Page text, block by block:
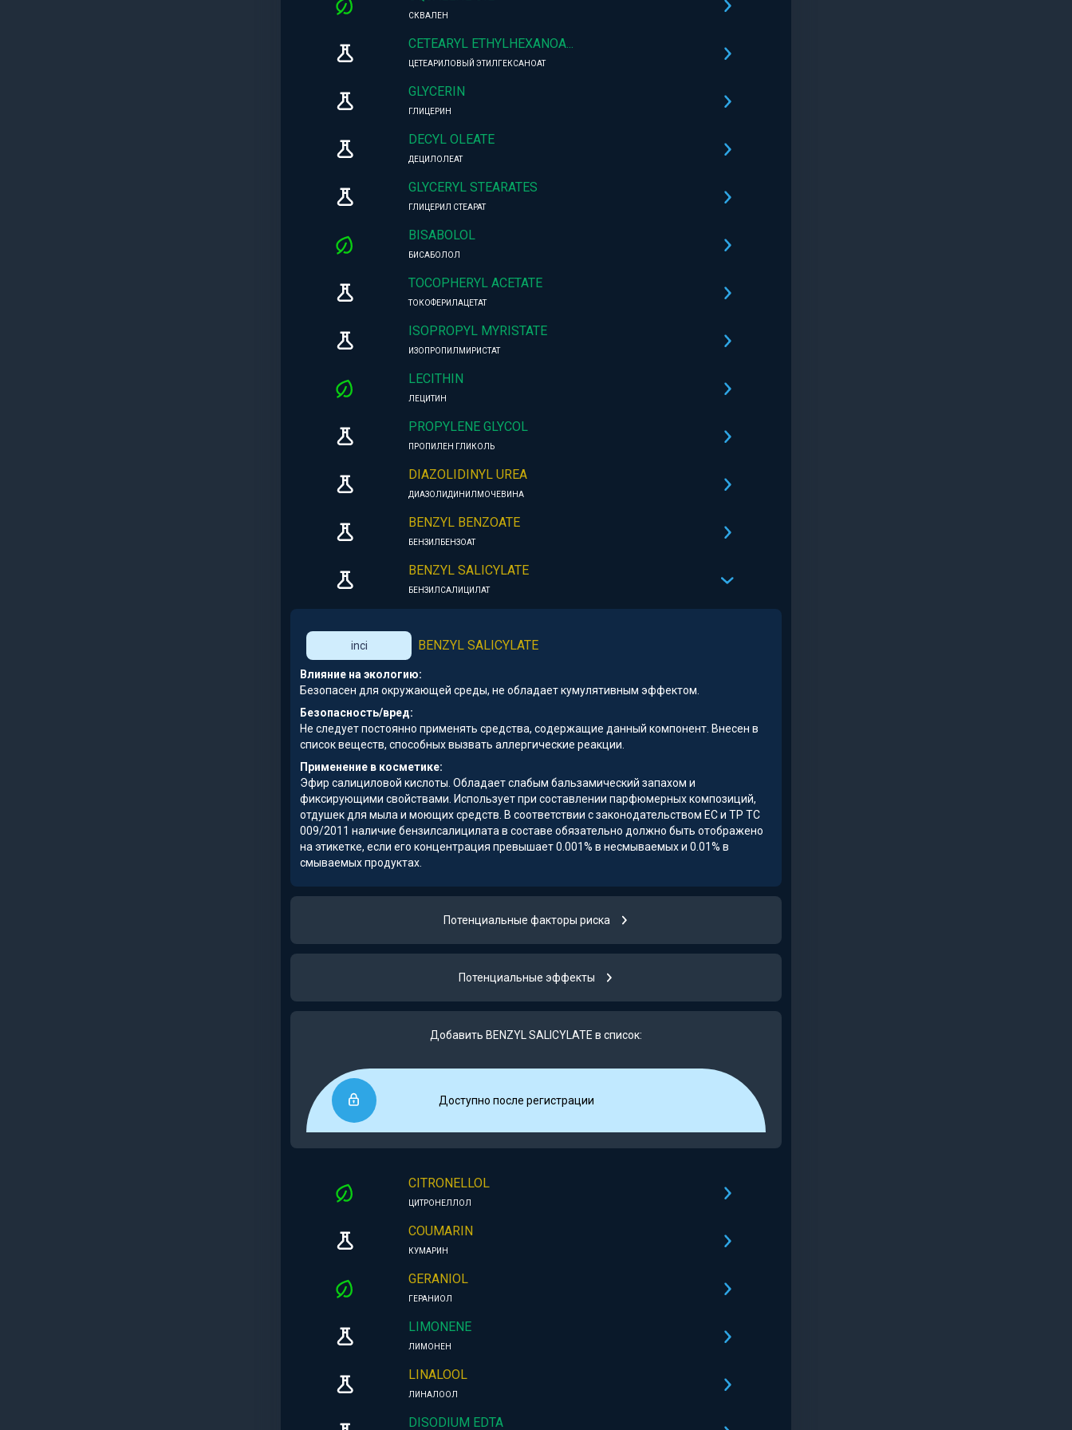
СКВАЛЕН
CETEARYL ETHYLHEXANOA...
ЦЕТЕАРИЛОВЫЙ ЭТИЛГЕКСАНОАТ
GLYCERIN
ГЛИЦЕРИН
DECYL OLEATE
ДЕЦИЛОЛЕАТ
GLYCERYL STEARATES
ГЛИЦЕРИЛ СТЕАРАТ
BISABOLOL
БИСАБОЛОЛ
TOCOPHERYL ACETATE
ТОКОФЕРИЛАЦЕТАТ
ISOPROPYL MYRISTATE
ИЗОПРОПИЛМИРИСТАТ
LECITHIN
ЛЕЦИТИН
PROPYLENE GLYCOL
ПРОПИЛЕН ГЛИКОЛЬ
DIAZOLIDINYL UREA
ДИАЗОЛИДИНИЛМОЧЕВИНА
BENZYL BENZOATE
БЕНЗИЛБЕНЗОАТ
BENZYL SALICYLATE
БЕНЗИЛСАЛИЦИЛАТ
inci BENZYL SALICYLATE
Влияние на экологию:
Безопасен для окружающей среды, не обладает кумулятивным эффектом.
Безопасность/вред:
Не следует постоянно применять средства, содержащие данный компонент. Внесен в
список веществ, способных вызвать аллергические реакции.
Применение в косметике:
Эфир салициловой кислоты. Обладает слабым бальзамический запахом и
фиксирующими свойствами. Использует при составлении парфюмерных композиций,
отдушек для мыла и моющих средств. В соответствии с законодательством ЕС и ТР ТС
009/2011 наличие бензилсалицилата в составе обязательно должно быть отображено
на этикетке, если его концентрация превышает 0.001% в несмываемых и 0.01% в
смываемых продуктах.
Потенциальные факторы риска
Потенциальные эффекты
Добавить BENZYL SALICYLATE в список:
Доступно после регистрации
CITRONELLOL
ЦИТРОНЕЛЛОЛ
COUMARIN
КУМАРИН
GERANIOL
ГЕРАНИОЛ
LIMONENE
ЛИМОНЕН
LINALOOL
ЛИНАЛООЛ
DISODIUM EDTA